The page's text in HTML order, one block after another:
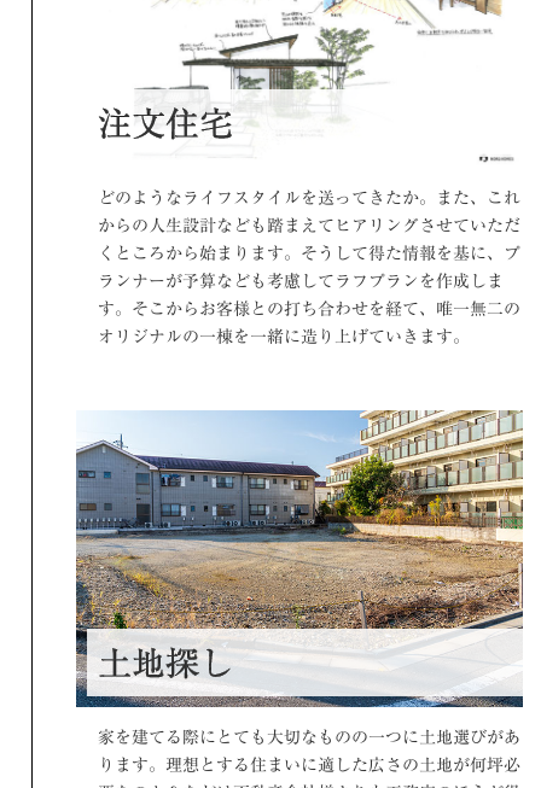
注文住宅
どのようなライフスタイルを送ってきたか。また、これ
からの人生設計なども踏まえてヒアリングさせていただ
くところから始まります。そうして得た情報を基に、プ
ランナーが予算なども考慮してラフプランを作成しま
す。そこからお客様との打ち合わせを経て、唯一無二の
オリジナルの一棟を一緒に造り上げていきます。
土地探し
家を建てる際にとても大切なものの一つに土地選びがあ
ります。理想とする住まいに適した広さの土地が何坪必